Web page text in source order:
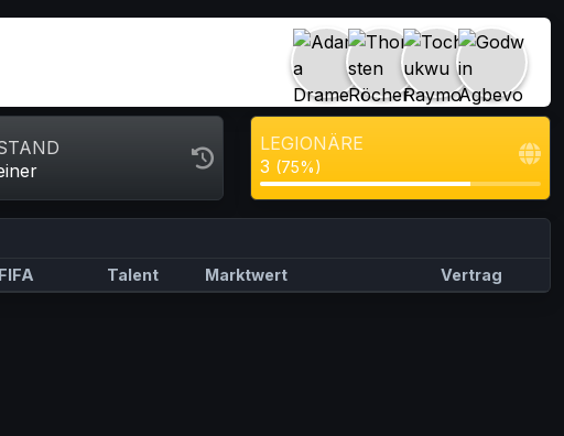
LEGIONÄRE
3 (75%)
FIFA Talent Marktwert Vertrag